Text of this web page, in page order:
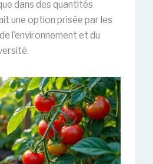
dans des quantités
une option prisée par les
l’environnement et du